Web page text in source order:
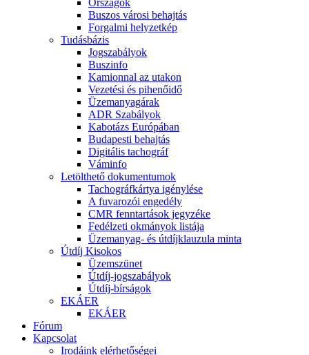
Országok
Buszos városi behajtás
Forgalmi helyzetkép
Tudásbázis
Jogszabályok
Buszinfo
Kamionnal az utakon
Vezetési és pihenőidő
Üzemanyagárak
ADR Szabályok
Kabotázs Európában
Budapesti behajtás
Digitális tachográf
Váminfo
Letölthető dokumentumok
Tachográfkártya igénylése
A fuvarozói engedély
CMR fenntartások jegyzéke
Fedélzeti okmányok listája
Üzemanyag- és útdíjklauzula minta
Útdíj Kisokos
Üzemszünet
Útdíj-jogszabályok
Útdíj-bírságok
EKÁER
EKÁER
Fórum
Kapcsolat
Irodáink elérhetőségei